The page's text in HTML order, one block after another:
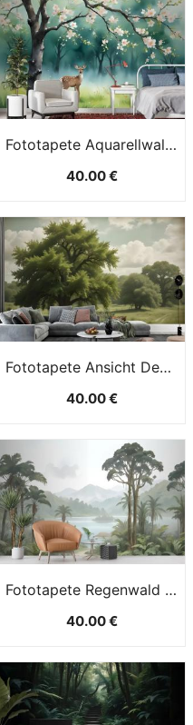
Fototapete Aquarellwald Mit Pfirsichblüte
40.00 €
Fototapete Ansicht Des Ländlichen Lebens
40.00 €
Fototapete Regenwald Natur Baum Landschaft
40.00 €